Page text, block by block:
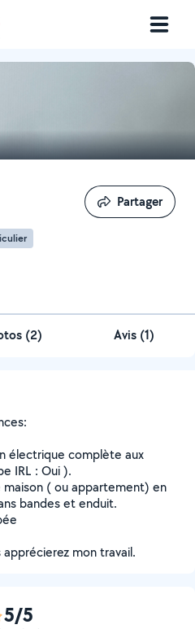
Partager
Partager
(2) Avis (1)
électrique complète aux
IRL : Oui ).
( ou appartement) en
bandes et enduit.
mon travail.
5/5